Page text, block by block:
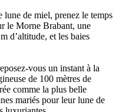
de miel, prenez le temps
le Morne Brabant, une
d’altitude, et les baies
vous un instant à la
de 100 mètres de
comme la plus belle
mariés pour leur lune de